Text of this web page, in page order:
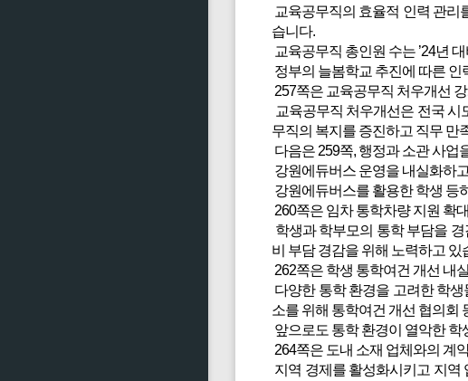
교육공무직의 효율적 인력 관리
습니다.
교육공무직 총인원 수는 ’24년
정부의 늘봄학교 추진에 따른
257쪽은 교육공무직 처우개선
교육공무직 처우개선은 전국
무직의 복지를 증진하고 직무 만
다음은 259쪽, 행정과 소관 사업
강원에듀버스 운영을 내실화하
강원에듀버스를 활용한 학생 등
260쪽은 임차 통학차량 지원 확
학생과 학부모의 통학 부담을
비 부담 경감을 위해 노력하고 있
262쪽은 학생 통학여건 개선 내
다양한 통학 환경을 고려한 학
소를 위해 통학여건 개선 협의회
앞으로도 통학 환경이 열악한
264쪽은 도내 소재 업체와의 계
지역 경제를 활성화시키고 지역